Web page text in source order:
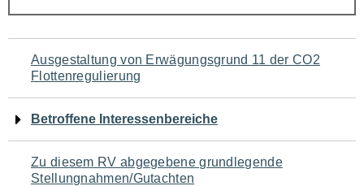
Navigation
für
den
Seiteninhalt
Ausgestaltung von Erwägungsgrund 11 der CO2
Flottenregulierung
Betroffene Interessenbereiche
Zu diesem RV abgegebene grundlegende
Stellungnahmen/Gutachten